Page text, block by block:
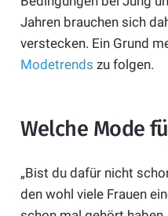
Jahren brauchen sich
verstecken. Ein Grund
Modetrends zu folgen.
Welche Mode
„Bist du dafür nicht
den wohl viele Frauen